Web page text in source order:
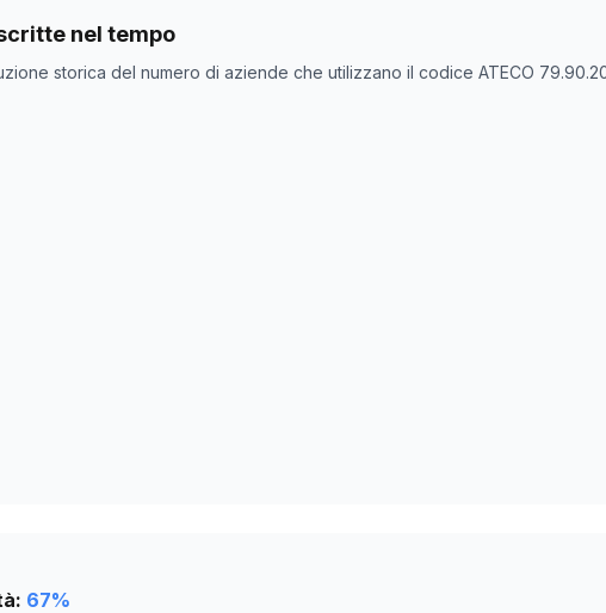
nel tempo
storica del numero di aziende che utilizzano il codice ATECO
con codice ATECO
Numero aziende
67%